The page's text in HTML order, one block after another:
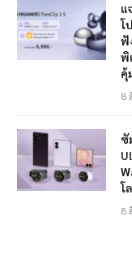
แ
โ
ฟั
พิ
คุ้
8
ซั
โ
8